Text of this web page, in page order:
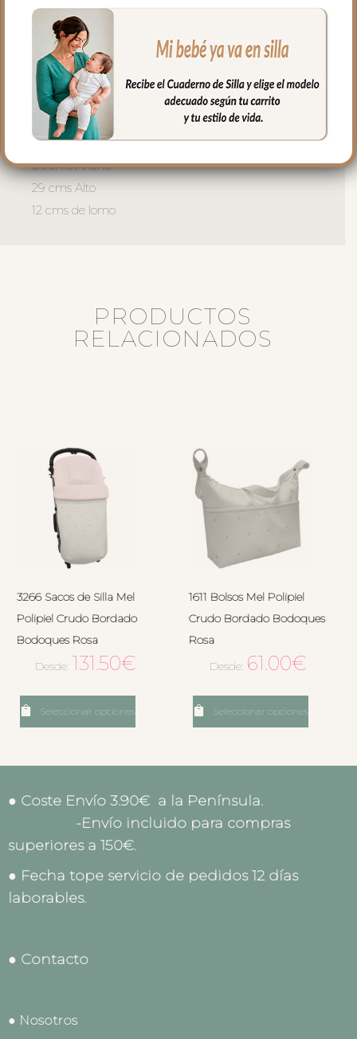
La cremallera del bolso siempre a tono y
muy larga para tener un mejor acceso al
interior del bolso.
El interior siempre en tejido blanco e
impermeable con bolsillos en un lateral y
el culete rígido.
Medidas bolso:
36 cms Ancho
29 cms Alto
12 cms de lomo
PRODUCTOS
RELACIONADOS
3266 Sacos de Silla Mel
Polipiel Crudo Bordado
Bodoques Rosa
Desde: 131.50€
Seleccionar opciones
1611 Bolsos Mel Polipiel
Crudo Bordado Bodoques
Rosa
Desde: 61.00€
Seleccionar opciones
● Coste Envío 3.90€ a la Península.
-Envío incluido para compras
superiores a 150€.
● Fecha tope servicio de pedidos 12 días
laborables.
● Contacto
● Nosotros